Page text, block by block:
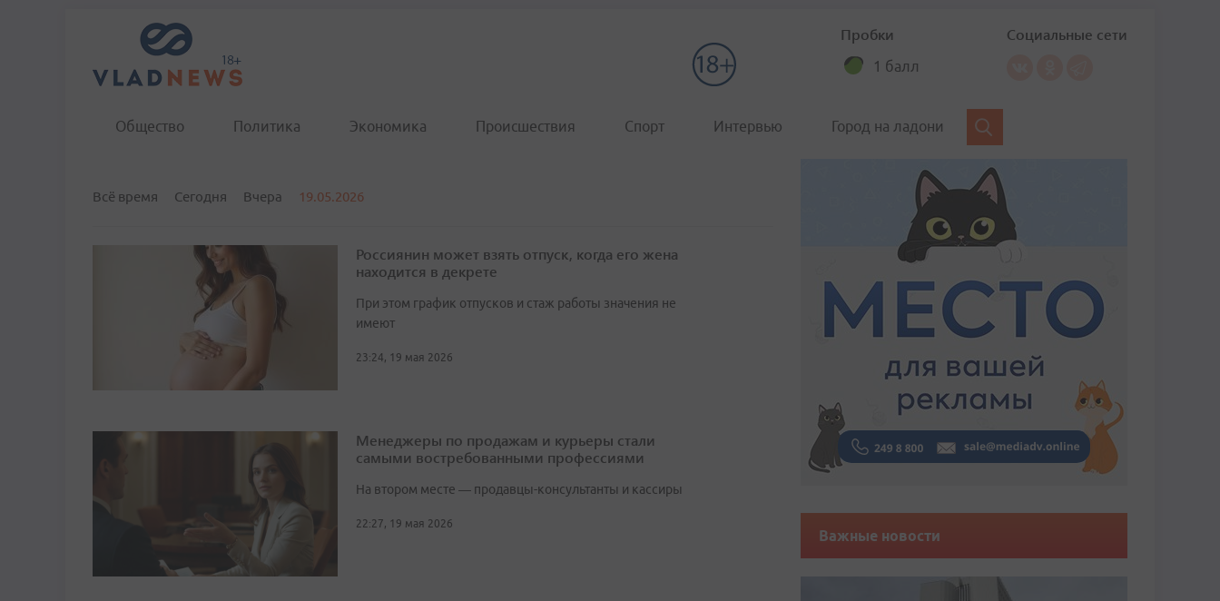
Пробки
1 балл
Социальные сети
Общество Политика Экономика Происшествия Спорт Интервью Город на ладони
Всё время Сегодня Вчера 19.05.2026
Россиянин может взять отпуск, когда его жена
находится в декрете
При этом график отпусков и стаж работы значения не
имеют
23:24, 19 мая 2026
Менеджеры по продажам и курьеры стали
самыми востребованными профессиями
На втором месте — продавцы-консультанты и кассиры
22:27, 19 мая 2026
Важные новости